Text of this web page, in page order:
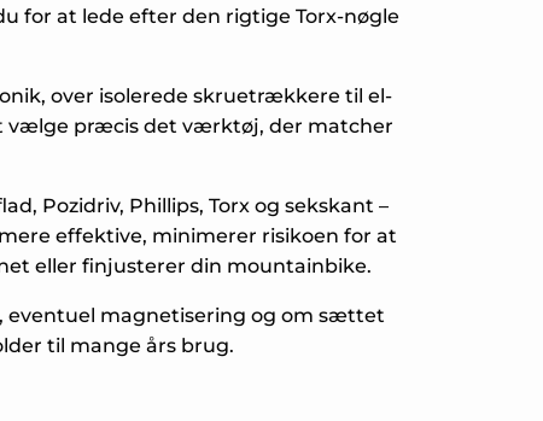
for at lede efter den rigtige Torx-nøgle
over isolerede skruetrækkere til el-
vælge præcis det værktøj, der matcher
Pozidriv, Phillips, Torx og sekskant –
effektive, minimerer risikoen for at
eller finjusterer din mountainbike.
magnetisering og om sættet
til mange års brug.